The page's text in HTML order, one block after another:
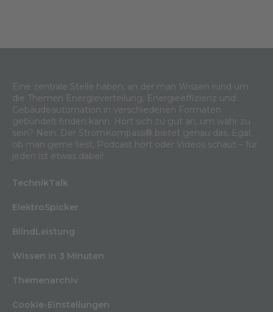
Eine zentrale Stelle haben, an der man Wissen rund um
die Themen Energieverteilung, Energieeffizienz und
Gebäudeautomation in verschiedenen Formaten
gebündelt finden kann. Hört sich zu gut an, um wahr zu
sein? Nein. Der StromKompass® bietet genau das. Egal,
ob man gerne liest, Podcast hört oder Videos schaut – für
jeden ist etwas dabei!
TechnikTalk
ElektroSpicker
BlindLeistung
Wissen in 3 Minuten
Themenarchiv
Cookie-Einstellungen